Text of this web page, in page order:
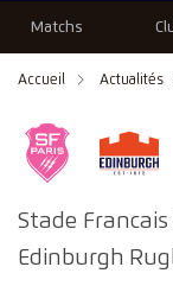
Matchs
Accueil Actualités
Stade Francais
Edinburgh